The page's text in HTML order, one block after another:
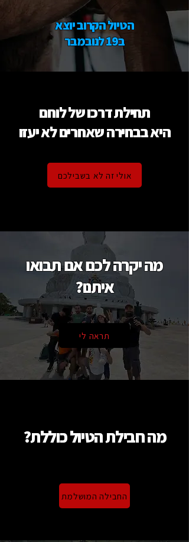
הטיול הקרוב יוצא
ב19 לנובמבר
תחילת דרכו של לוחם
היא בבחירה שאחרים לא יעזו
אולי זה לא בשבילכם
מה יקרה לכם אם תבואו
איתנו?
תראה לי
מה חבילת הטיול כוללת?
החבילה המושלמת